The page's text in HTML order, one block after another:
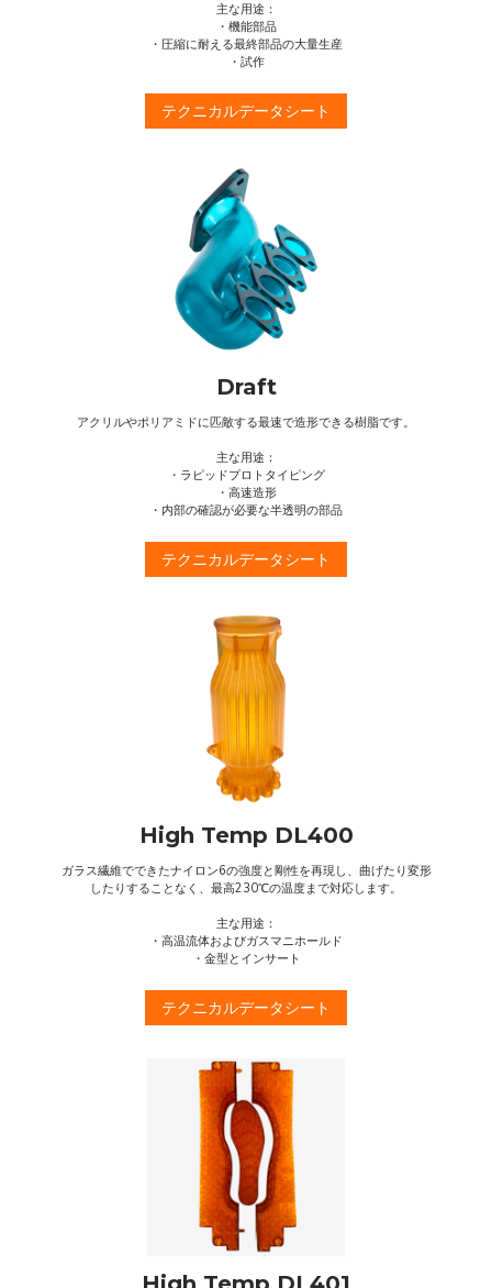
主な用途：
・機能部品
・圧縮に耐える最終部品の大量生産
・試作
テクニカルデータシート
Draft
アクリルやポリアミドに匹敵する最速で造形できる樹脂です。
主な用途：
・ラピッドプロトタイピング
・高速造形
・内部の確認が必要な半透明の部品
テクニカルデータシート
High Temp DL400
ガラス繊維でできたナイロン6の強度と剛性を再現し、曲げたり変形
したりすることなく、最高230℃の温度まで対応します。
主な用途：
・高温流体およびガスマニホールド
・金型とインサート
テクニカルデータシート